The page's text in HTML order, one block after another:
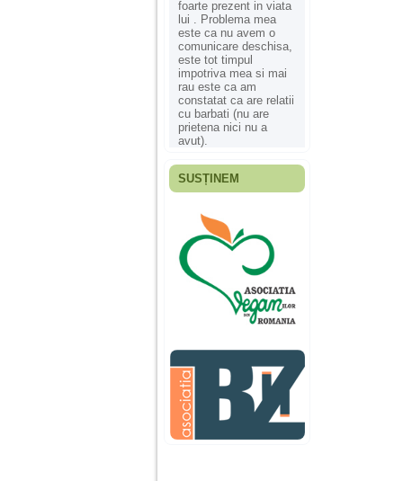
foarte prezent in viata
lui . Problema mea
este ca nu avem o
comunicare deschisa,
este tot timpul
impotriva mea si mai
rau este ca am
constatat ca are relatii
cu barbati (nu are
prietena nici nu a
avut).
Fiica mea s-a nascut
ani, privind in urma
realizez cat de multe
greseli am facut in
educatia si cresterea
ei, am fost o mama
egoista, preocupata
de implinirea
profesionala, cand ea
era mica am neglijat-
agresiva, orice
greseala era taxata cu
o palma sau pedepse.
De 4 ani am o relatie
serioasa cu un barbat
SUSȚINEM